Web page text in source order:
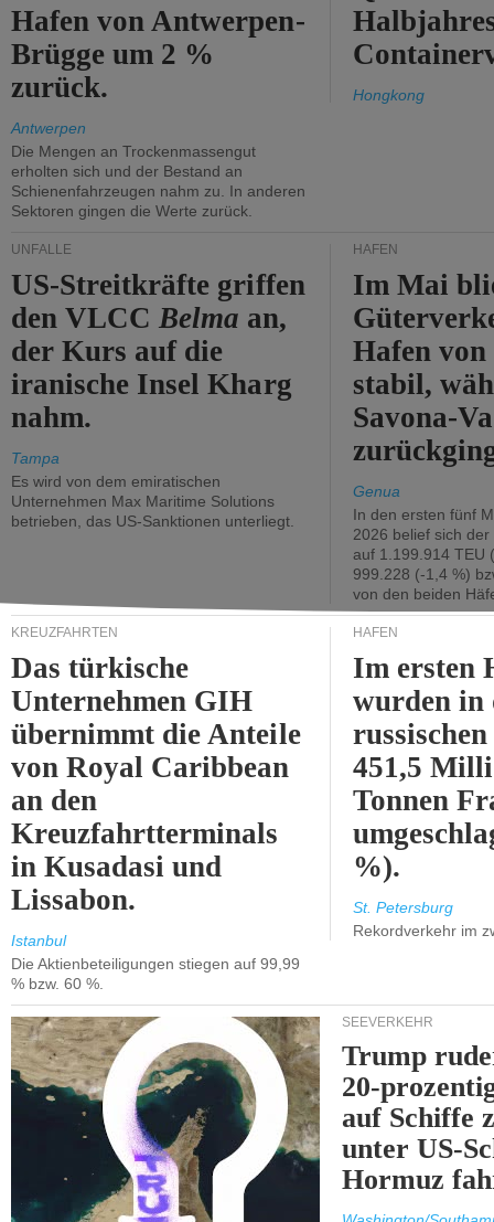
Hafen von Antwerpen-
Brügge um 2 %
zurück.
Antwerpen
Die Mengen an Trockenmassengut
erholten sich und der Bestand an
Schienenfahrzeugen nahm zu. In anderen
Sektoren gingen die Werte zurück.
Hongkong
UNFÄLLE
US-Streitkräfte griffen
den VLCCBelma an,
der Kurs auf die
iranische Insel Kharg
nahm.
Tampa
Es wird von dem emiratischen
Unternehmen Max Maritime Solutions
betrieben, das US-Sanktionen unterliegt.
HÄFEN
Im Mai
Hafen von
stabil,
Savona-
Genua
In den ersten fünf
2026 belief sich
auf 1.199.914 TEU
999.228 (-1,4 %)
von den beiden
KREUZFAHRTEN
Das türkische
Unternehmen GIH
übernimmt die Anteile
von Royal Caribbean
an den
Kreuzfahrtterminals
in Kusadasi und
Lissabon.
Istanbul
Die Aktienbeteiligungen stiegen auf 99,99
% bzw. 60 %.
HÄFEN
Im ersten
wurden in
451,5
Tonnen
%).
St. Petersburg
Rekordverkehr im
SEEVERKEHR
Trump
20-
auf Schiffe
unter US-
Hormuz